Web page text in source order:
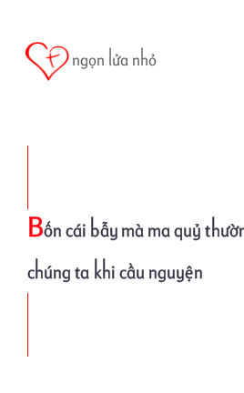
ngọn lửa nhỏ
Bốn cái bẫy mà ma quỷ
chúng ta khi cầu nguyện